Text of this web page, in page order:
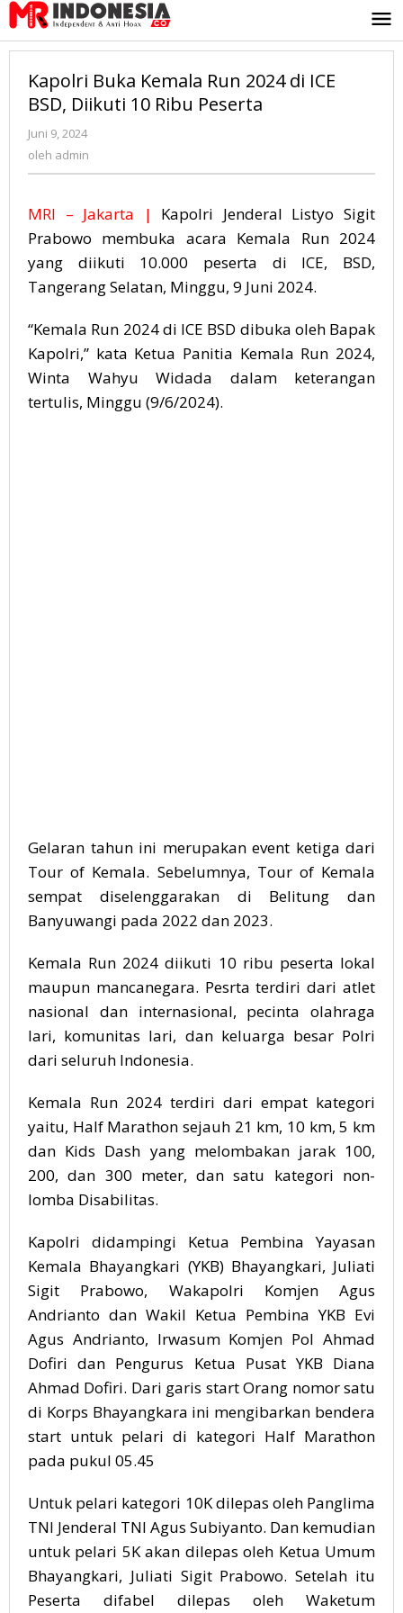
Lewati
ke
konten
Kapolri Buka Kemala Run 2024 di ICE
BSD, Diikuti 10 Ribu Peserta
Juni 9, 2024
oleh admin
MRI – Jakarta |
Kapolri Jenderal Listyo Sigit
Prabowo membuka acara Kemala Run 2024
yang diikuti 10.000 peserta di ICE, BSD,
Tangerang Selatan, Minggu, 9 Juni 2024.
“Kemala Run 2024 di ICE BSD dibuka oleh Bapak
Kapolri,” kata Ketua Panitia Kemala Run 2024,
Winta Wahyu Widada dalam keterangan
tertulis, Minggu (9/6/2024).
Gelaran tahun ini merupakan event ketiga dari
Tour of Kemala. Sebelumnya, Tour of Kemala
sempat diselenggarakan di Belitung dan
Banyuwangi pada 2022 dan 2023.
Kemala Run 2024 diikuti 10 ribu peserta lokal
maupun mancanegara. Pesrta terdiri dari atlet
nasional dan internasional, pecinta olahraga
lari, komunitas lari, dan keluarga besar Polri
dari seluruh Indonesia.
Kemala Run 2024 terdiri dari empat kategori
yaitu, Half Marathon sejauh 21 km, 10 km, 5 km
dan Kids Dash yang melombakan jarak 100,
200, dan 300 meter, dan satu kategori non-
lomba Disabilitas.
Kapolri didampingi Ketua Pembina Yayasan
Kemala Bhayangkari (YKB) Bhayangkari, Juliati
Sigit Prabowo, Wakapolri Komjen Agus
Andrianto dan Wakil Ketua Pembina YKB Evi
Agus Andrianto, Irwasum Komjen Pol Ahmad
Dofiri dan Pengurus Ketua Pusat YKB Diana
Ahmad Dofiri. Dari garis start Orang nomor satu
di Korps Bhayangkara ini mengibarkan bendera
start untuk pelari di kategori Half Marathon
pada pukul 05.45
Untuk pelari kategori 10K dilepas oleh Panglima
TNI Jenderal TNI Agus Subiyanto. Dan kemudian
untuk pelari 5K akan dilepas oleh Ketua Umum
Bhayangkari, Juliati Sigit Prabowo. Setelah itu
Peserta difabel dilepas oleh Waketum